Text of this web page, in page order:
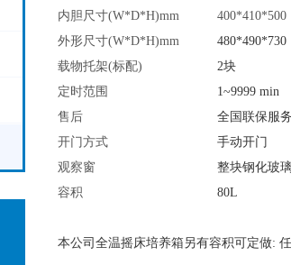
内胆尺寸(W*D*H)mm
400*410*500
外形尺寸(W*D*H)mm
480*490*730
载物托架(标配)
2块
定时范围
1~9999 min
售后
全国联保服务
开门方式
手动开门
观察窗
整块钢化玻
容积
80L
本公司全温摇床培养箱另有容积可定做: